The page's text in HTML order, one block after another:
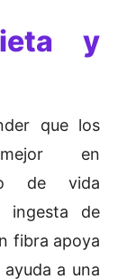
y
que los
mejor en
de vida
ingesta de
fibra apoya
a una